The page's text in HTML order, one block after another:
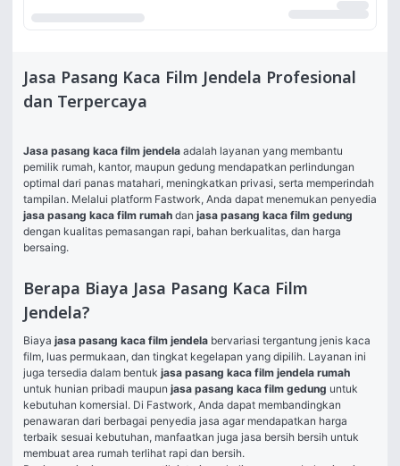
Jasa Pasang Kaca Film Jendela Profesional
dan Terpercaya
Jasa pasang kaca film jendela adalah layanan yang membantu
pemilik rumah, kantor, maupun gedung mendapatkan perlindungan
optimal dari panas matahari, meningkatkan privasi, serta memperindah
jasa pasang kaca film rumah dan jasa pasang kaca film gedung
dengan kualitas pemasangan rapi, bahan berkualitas, dan harga
bersaing.
Berapa Biaya Jasa Pasang Kaca Film
Jendela?
Biaya jasa pasang kaca film jendela bervariasi tergantung jenis kaca
film, luas permukaan, dan tingkat kegelapan yang dipilih. Layanan ini
juga tersedia dalam bentuk jasa pasang kaca film jendela rumah
untuk hunian pribadi maupun jasa pasang kaca film gedung untuk
kebutuhan komersial. Di Fastwork, Anda dapat membandingkan
penawaran dari berbagai penyedia jasa agar mendapatkan harga
terbaik sesuai kebutuhan, manfaatkan juga jasa bersih bersih untuk
membuat area rumah terlihat rapi dan bersih.